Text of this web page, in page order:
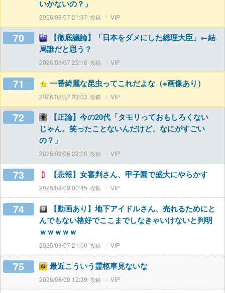
いかないの？」
2026/08/07 21:37 VIP
70
【徹底議論】「日本をダメにした総理大臣」←結
局誰だと思う？
2026/08/07 22:16 VIP
71 一番綺麗な昆虫ってこれだよな（※画像あり）
2026/08/07 23:03 VIP
72
【正論】今の20代「タモリっておもしろくない
じゃん。笑ったことないんだけど、なにがすごい
の？」
2026/08/06 22:00 VIP
73 【悲報】女審判さん、甲子園で盛大にやらかす
2026/08/09 00:45 VIP
74
【動画あり】地下アイドルさん、売れるためにと
んでもない格好でここまでしなきゃいけないと判明
ｗｗｗｗｗ
2026/08/07 21:00 VIP
75 最近こういう霊柩車見ないな
2026/08/09 12:39 VIP